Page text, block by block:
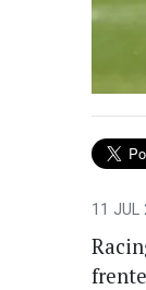
11 JUL